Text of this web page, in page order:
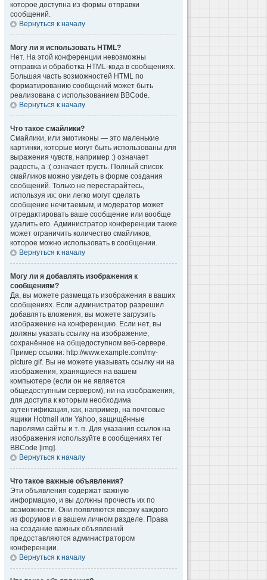
которое доступна из формы отправки
сообщений.
Вернуться к началу
Могу ли я использовать HTML?
Нет. На этой конференции невозможны
отправка и обработка HTML-кода в сообщениях.
Большая часть возможностей HTML по
форматированию сообщений может быть
реализована с использованием BBCode.
Вернуться к началу
Что такое смайлики?
Смайлики, или эмотиконы — это маленькие
картинки, которые могут быть использованы для
выражения чувств, например :) означает
радость, а :( означает грусть. Полный список
смайликов можно увидеть в форме создания
сообщений. Только не перестарайтесь,
используя их: они легко могут сделать
сообщение нечитаемым, и модератор может
отредактировать ваше сообщение или вообще
удалить его. Администратор конференции также
может ограничить количество смайликов,
которое можно использовать в сообщении.
Вернуться к началу
Могу ли я добавлять изображения к
сообщениям?
Да, вы можете размещать изображения в ваших
сообщениях. Если администратор разрешил
добавлять вложения, вы можете загрузить
изображение на конференцию. Если нет, вы
должны указать ссылку на изображение,
сохранённое на общедоступном веб-сервере.
Пример ссылки: http://www.example.com/my-
picture.gif. Вы не можете указывать ссылку ни на
изображения, хранящиеся на вашем
компьютере (если он не является
общедоступным сервером), ни на изображения,
для доступа к которым необходима
аутентификация, как, например, на почтовые
ящики Hotmail или Yahoo, защищённые
паролями сайты и т. п. Для указания ссылок на
изображения используйте в сообщениях тег
BBCode [img].
Вернуться к началу
Что такое важные объявления?
Эти объявления содержат важную
информацию, и вы должны прочесть их по
возможности. Они появляются вверху каждого
из форумов и в вашем личном разделе. Права
на создание важных объявлений
предоставляются администратором
конференции.
Вернуться к началу